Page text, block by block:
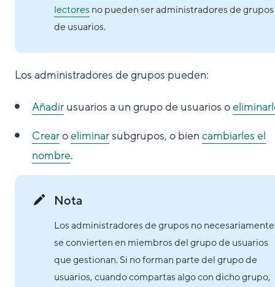
lectoresno pueden ser administradores de grupos
de usuarios.
Los administradores de grupos pueden:
Añadir usuarios a un grupo de usuarios o
Crearoeliminarsubgrupos, o bien cambiarles el
nombre.
Nota
Los administradores de grupos no necesariamente
se convierten en miembros del grupo de usuarios
que gestionan. Si no forman parte del grupo de
usuarios, cuando compartas algo con dicho grupo,